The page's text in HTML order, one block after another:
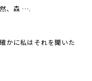
、森 ….
かに私はそれを聞いた